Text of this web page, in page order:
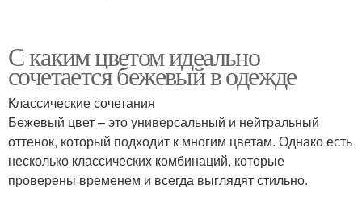
С каким цветом идеально
сочетается бежевый в одежде
Классические сочетания
Бежевый цвет – это универсальный и нейтральный
оттенок, который подходит к многим цветам. Однако есть
несколько классических комбинаций, которые
проверены временем и всегда выглядят стильно.